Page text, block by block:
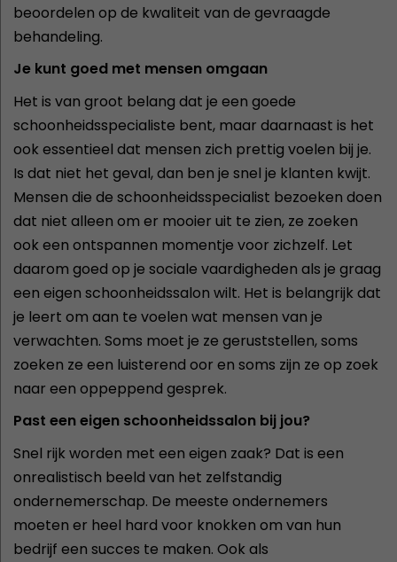
beoordelen op de kwaliteit van de gevraagde
behandeling.
Je kunt goed met mensen omgaan
Het is van groot belang dat je een goede
schoonheidsspecialiste bent, maar daarnaast is het
ook essentieel dat mensen zich prettig voelen bij je.
Is dat niet het geval, dan ben je snel je klanten kwijt.
Mensen die de schoonheidsspecialist bezoeken doen
dat niet alleen om er mooier uit te zien, ze zoeken
ook een ontspannen momentje voor zichzelf. Let
daarom goed op je sociale vaardigheden als je graag
een eigen schoonheidssalon wilt. Het is belangrijk dat
je leert om aan te voelen wat mensen van je
verwachten. Soms moet je ze geruststellen, soms
zoeken ze een luisterend oor en soms zijn ze op zoek
naar een oppeppend gesprek.
Past een eigen schoonheidssalon bij jou?
Snel rijk worden met een eigen zaak? Dat is een
onrealistisch beeld van het zelfstandig
ondernemerschap. De meeste ondernemers
moeten er heel hard voor knokken om van hun
bedrijf een succes te maken. Ook als